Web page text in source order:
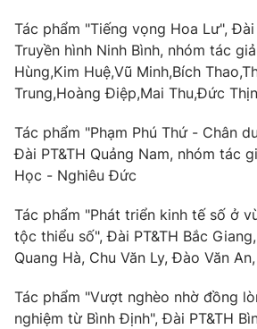
Tác phẩm "Tiếng vọng Hoa Lư",
Truyền hình Ninh Bình, nhóm tác
Hùng,Kim Huệ,Vũ Minh,Bích
Trung,Hoàng Điệp,Mai Thu,Đức
Tác phẩm "Phạm Phú Thứ - Chân
Đài PT&TH Quảng Nam, nhóm tác
Học - Nghiêu Đức
Tác phẩm "Phát triển kinh tế số ở
tộc thiểu số", Đài PT&TH Bắc
Quang Hà, Chu Văn Ly, Đào Văn
Tác phẩm "Vượt nghèo nhờ đồng
nghiệm từ Bình Định", Đài PT&TH